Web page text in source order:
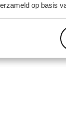
op basis